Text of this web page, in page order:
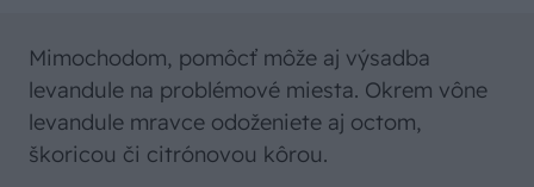
Mimochodom, pomôcť môže aj výsadba
levandule na problémové miesta. Okrem vône
levandule mravce odoženiete aj octom,
škoricou či citrónovou kôrou.